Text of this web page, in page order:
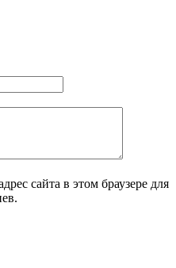
сайта в этом браузере для